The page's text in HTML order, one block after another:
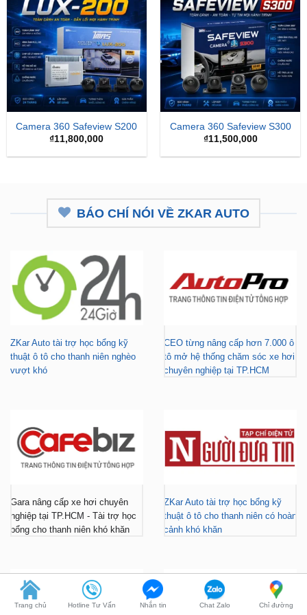
Camera 360 Safeview S200
₫11,800,000
Camera 360 Safeview S300
₫11,500,000
ZKar Auto tài trợ học bổng kỹ
thuật ô tô cho thanh niên nghèo
CEO từng nâng cấp hơn 7.000 ô
Gara nâng cấp xe hơi chuyên
ZKar Auto tài trợ học bổng kỹ
Trang chủ Hotline Tư Vấn Nhắn tin Chat Zalo Chỉ đường